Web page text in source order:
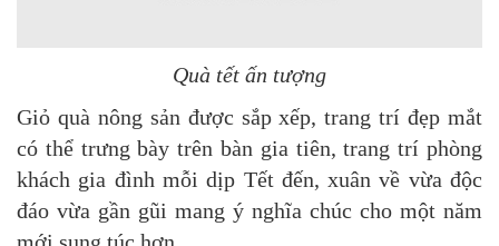
Quà tết ấn tượng
Giỏ quà nông sản được sắp xếp, trang trí đẹp mắt
có thể trưng bày trên bàn gia tiên, trang trí phòng
khách gia đình mỗi dịp Tết đến, xuân về vừa độc
đáo vừa gần gũi mang ý nghĩa chúc cho một năm